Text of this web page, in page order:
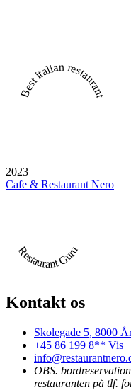
Best italian restaurant
2023
Cafe & Restaurant Nero
Restaurant Guru
Kontakt os
Skolegade 5, 8000
+45 86 199 8** Vis
OBS.
restauranten på tlf.